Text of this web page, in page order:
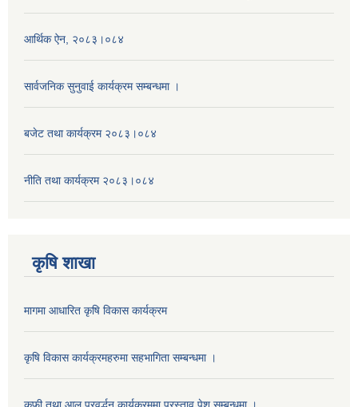
आर्थिक ऐन, २०८३।०८४
सार्वजनिक सुनुवाई कार्यक्रम सम्बन्धमा ।
बजेट तथा कार्यक्रम २०८३।०८४
नीति तथा कार्यक्रम २०८३।०८४
कृषि शाखा
मागमा आधारित कृषि विकास कार्यक्रम
कृषि विकास कार्यक्रमहरुमा सहभागिता सम्बन्धमा ।